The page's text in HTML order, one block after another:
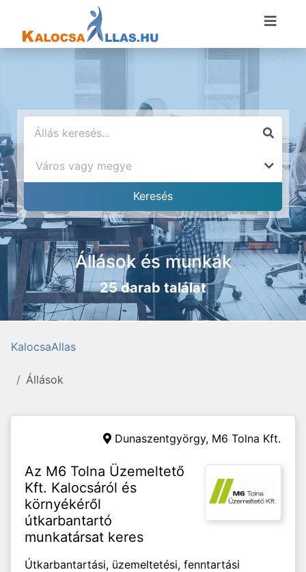
Állások és munkák
25 darab találat
KalocsaAllas
Állások
Dunaszentgyörgy, M6 Tolna Kft.
Az M6 Tolna Üzemeltető
Kft. Kalocsáról és
környékéről
útkarbantartó
munkatársat keres
Útkarbantartási, üzemeltetési, fenntartási